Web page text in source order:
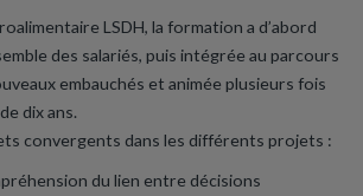
LSDH, la formation a d’abord
des salariés, puis intégrée au parcours
embauchés et animée plusieurs fois
dix ans.
convergents dans les différents projets :
du lien entre décisions